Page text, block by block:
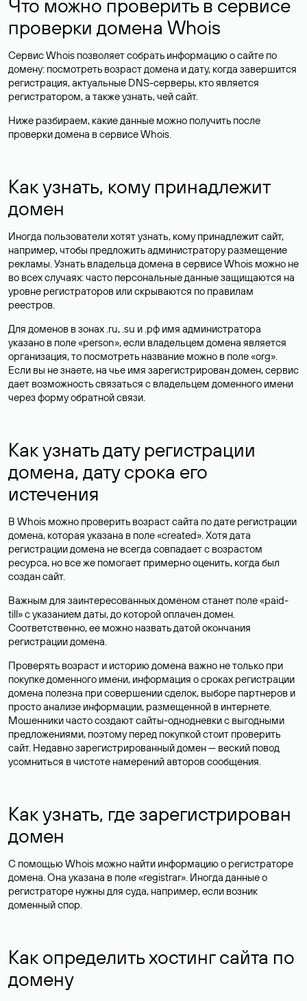
Что можно проверить в сервисе
проверки домена Whois
Сервис Whois позволяет собрать информацию о сайте по
домену: посмотреть возраст домена и дату, когда завершится
регистрация, актуальные DNS-серверы, кто является
регистратором, а также узнать, чей сайт.
Ниже разбираем, какие данные можно получить после
проверки домена в сервисе Whois.
Как узнать, кому принадлежит
домен
Иногда пользователи хотят узнать, кому принадлежит сайт,
например, чтобы предложить администратору размещение
рекламы. Узнать владельца домена в сервисе Whois можно не
во всех случаях: часто персональные данныезащищаются на
уровне регистраторов или скрываются по правилам
реестров.
Для доменов в зонах .ru, .su и .рф имя администратора
указано в поле «person», если владельцем домена является
организация, то посмотреть название можно в поле «org».
Если вы не знаете, на чье имя зарегистрирован домен, сервис
дает возможность связаться с владельцем доменного имени
через форму обратной связи.
Как узнать дату регистрации
домена, дату срока его
истечения
В Whois можно проверить возраст сайта по дате регистрации
домена, которая указана в поле «created». Хотя дата
регистрации домена не всегда совпадает с возрастом
ресурса, но все же помогает примерно оценить, когда был
создан сайт.
Важным для заинтересованных доменом станет поле «paid-
till» с указанием даты, до которой оплачен домен.
Соответственно, ее можно назвать датой окончания
регистрации домена.
Проверять возраст и историю домена важно не только при
покупке доменного имени, информация о сроках регистрации
домена полезна при совершении сделок, выборе партнеров и
просто анализе информации, размещенной в интернете.
Мошенники часто создают сайты-однодневки с выгодными
предложениями, поэтому перед покупкой стоит проверить
сайт. Недавно зарегистрированный домен — веский повод
усомниться в чистоте намерений авторов сообщения.
Как узнать, где зарегистрирован
домен
С помощью Whois можно найти информацию о регистраторе
домена. Она указана в поле «registrar». Иногда данные о
регистраторе нужны для суда, например, если возник
доменный спор.
Как определить хостинг сайта по
домену